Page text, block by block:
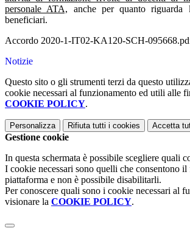
personale ATA, anche per quanto riguarda
beneficiari.
Accordo 2020-1-IT02-KA120-SCH-
Notizie
Questo sito o gli strumenti terzi da questo
cookie necessari al funzionamento ed utili alle
COOKIE POLICY.
Personalizza Rifiuta tutti i cookies Accetta
Gestione cookie
In questa schermata è possibile scegliere quali
I cookie necessari sono quelli che consentono
piattaforma e non è possibile disabilitarli.
Per conoscere quali sono i cookie necessari al
visionare la COOKIE POLICY.